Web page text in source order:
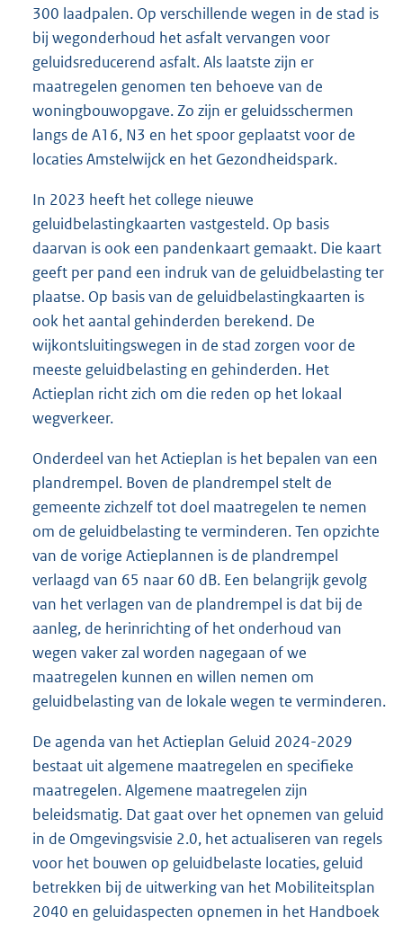
300 laadpalen. Op verschillende wegen in de stad is
bij wegonderhoud het asfalt vervangen voor
geluidsreducerend asfalt. Als laatste zijn er
maatregelen genomen ten behoeve van de
woningbouwopgave. Zo zijn er geluidsschermen
langs de A16, N3 en het spoor geplaatst voor de
locaties Amstelwijck en het Gezondheidspark.
In 2023 heeft het college nieuwe
geluidbelastingkaarten vastgesteld. Op basis
daarvan is ook een pandenkaart gemaakt. Die kaart
geeft per pand een indruk van de geluidbelasting ter
plaatse. Op basis van de geluidbelastingkaarten is
ook het aantal gehinderden berekend. De
wijkontsluitingswegen in de stad zorgen voor de
meeste geluidbelasting en gehinderden. Het
Actieplan richt zich om die reden op het lokaal
wegverkeer.
Onderdeel van het Actieplan is het bepalen van een
plandrempel. Boven de plandrempel stelt de
gemeente zichzelf tot doel maatregelen te nemen
om de geluidbelasting te verminderen. Ten opzichte
van de vorige Actieplannen is de plandrempel
verlaagd van 65 naar 60 dB. Een belangrijk gevolg
van het verlagen van de plandrempel is dat bij de
aanleg, de herinrichting of het onderhoud van
wegen vaker zal worden nagegaan of we
maatregelen kunnen en willen nemen om
geluidbelasting van de lokale wegen te verminderen.
De agenda van het Actieplan Geluid 2024-2029
bestaat uit algemene maatregelen en specifieke
maatregelen. Algemene maatregelen zijn
beleidsmatig. Dat gaat over het opnemen van geluid
in de Omgevingsvisie 2.0, het actualiseren van regels
voor het bouwen op geluidbelaste locaties, geluid
betrekken bij de uitwerking van het Mobiliteitsplan
2040 en geluidaspecten opnemen in het Handboek